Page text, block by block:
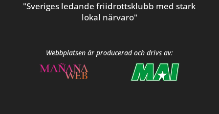
"Sveriges ledande friidrottsklubb med stark
lokal närvaro"
Webbplatsen är producerad och drivs av: